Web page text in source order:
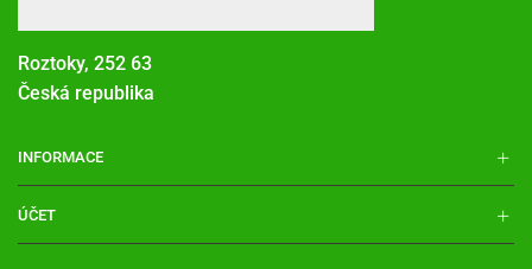
Roztoky, 252 63
Česká republika
INFORMACE
ÚČET